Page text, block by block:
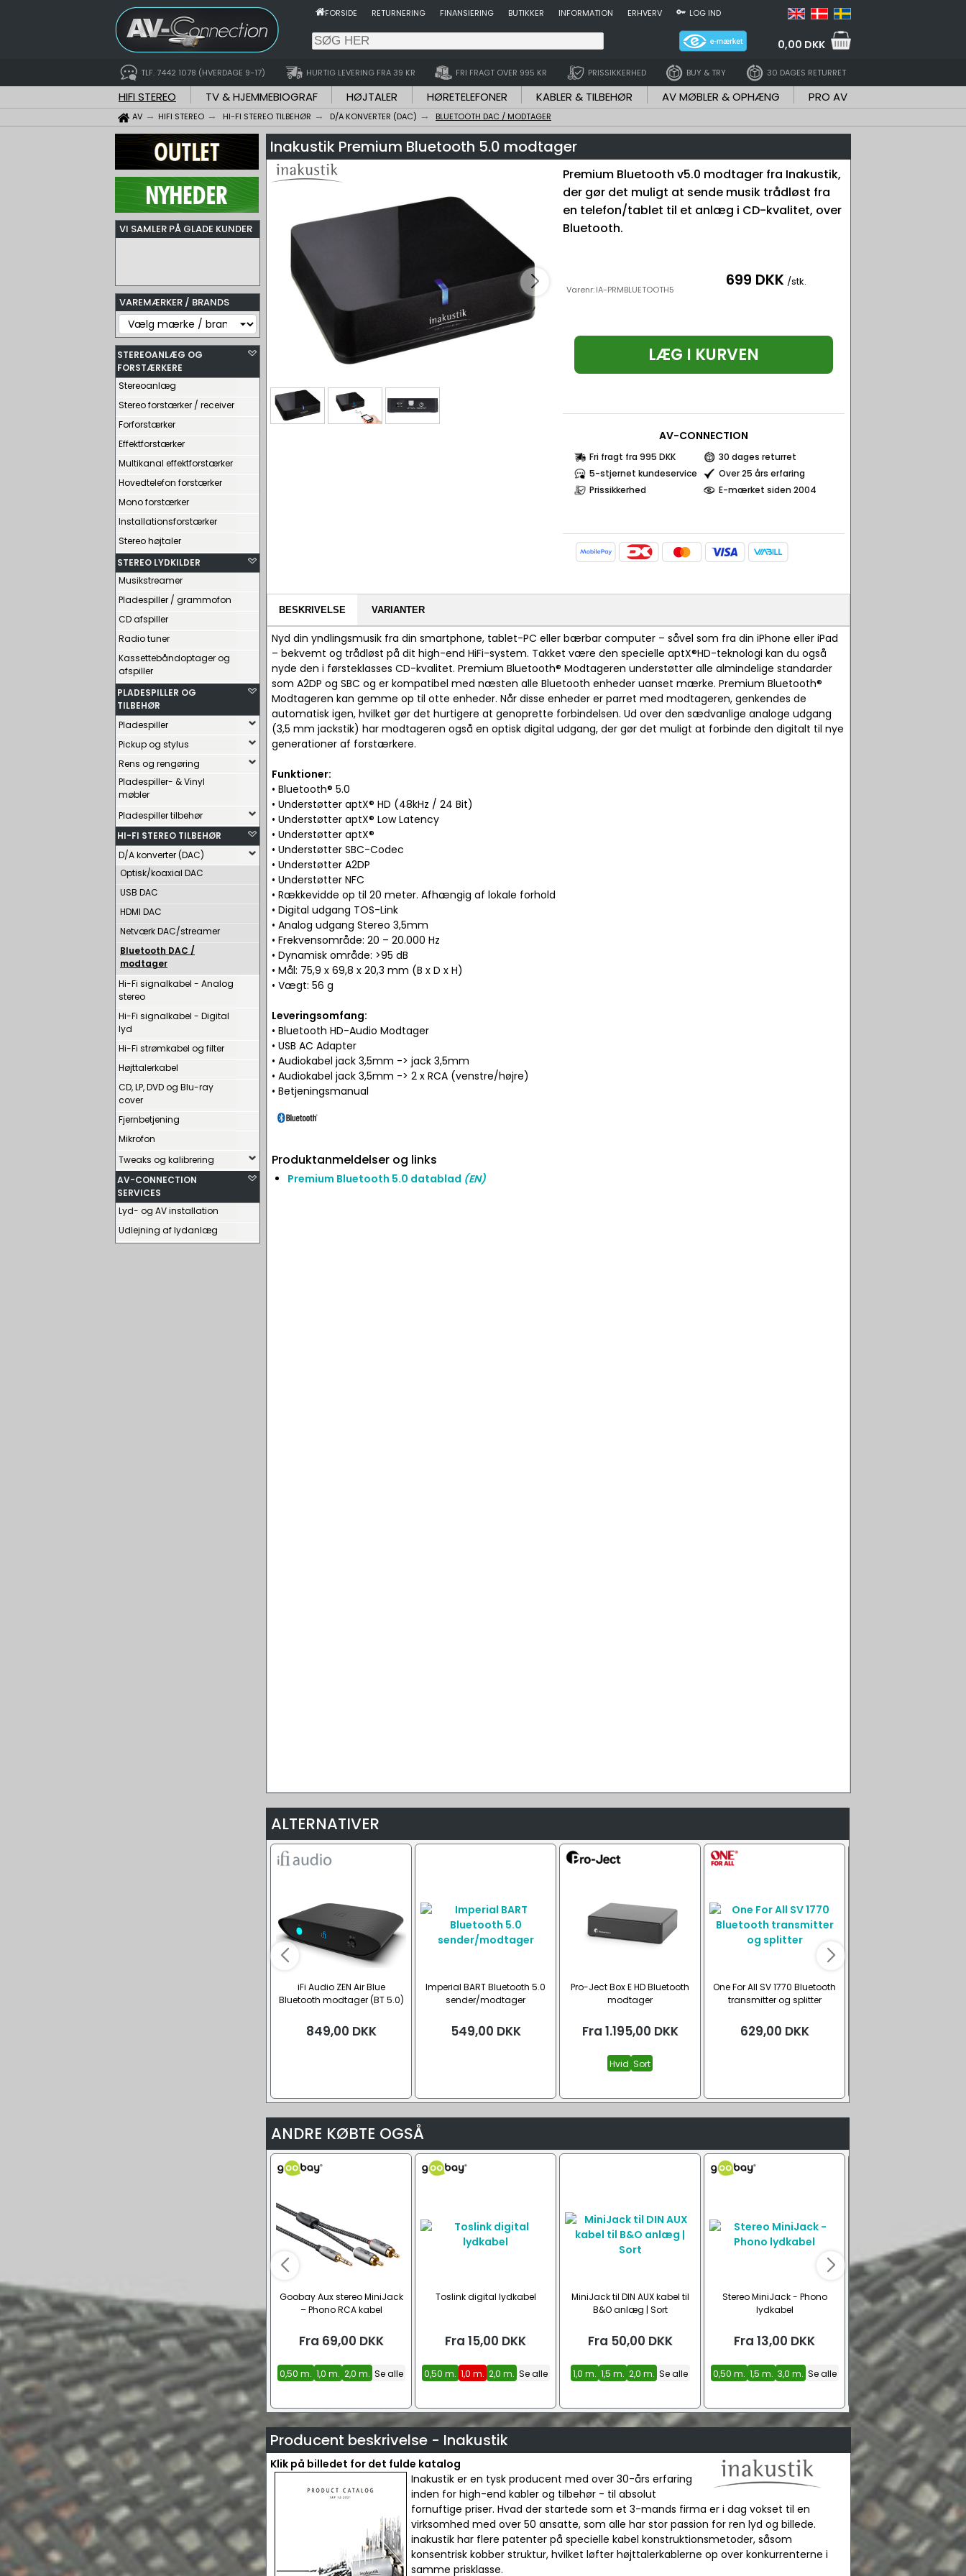
FORSIDE RETURNERING FINANSIERING BUTIKKER INFORMATION ERHVERV LOG IND
0,00 DKK
TLF. 7442 1078 (HVERDAGE 9-17) HURTIG LEVERING FRA 39 KR FRI FRAGT OVER 995 KR PRISSIKKERHED BUY & TRY 30 DAGES RETURRET
HIFI STEREO TV & HJEMMEBIOGRAF HØJTALER HØRETELEFONER KABLER & TILBEHØR AV MØBLER & OPHÆNG PRO AV
AV HIFI STEREO HI-FI STEREO TILBEHØR D/A KONVERTER (DAC) BLUETOOTH DAC / MODTAGER
VI SAMLER PÅ GLADE KUNDER
VAREMÆRKER / BRANDS
STEREOANLÆG OG
FORSTÆRKERE
Stereoanlæg
Stereo forstærker / receiver
Forforstærker
Effektforstærker
Multikanal effektforstærker
Hovedtelefon forstærker
Mono forstærker
Installationsforstærker
Stereo højtaler
STEREO LYDKILDER
Musikstreamer
Pladespiller / grammofon
CD afspiller
Radio tuner
Kassettebåndoptager og
afspiller
PLADESPILLER OG
TILBEHØR
Pladespiller
Pickup og stylus
Rens og rengøring
Pladespiller- & Vinyl
møbler
Pladespiller tilbehør
HI-FI STEREO TILBEHØR
D/A konverter (DAC)
Optisk/koaxial DAC
USB DAC
HDMI DAC
Netværk DAC/streamer
Bluetooth DAC /
modtager
Hi-Fi signalkabel - Analog
stereo
Hi-Fi signalkabel - Digital
lyd
Hi-Fi strømkabel og filter
Højttalerkabel
CD, LP, DVD og Blu-ray
cover
Fjernbetjening
Mikrofon
Tweaks og kalibrering
AV-CONNECTION
SERVICES
Lyd- og AV installation
Udlejning af lydanlæg
Inakustik Premium Bluetooth 5.0 modtager
Premium Bluetooth v5.0 modtager fra Inakustik,
der gør det muligt at sende musik trådløst fra
en telefon/tablet til et anlæg i CD-kvalitet, over
Bluetooth.
Varenr:IA-PRMBLUETOOTH5 699 DKK /stk.
LÆG I KURVEN
AV-CONNECTION
Fri fragt fra 995 DKK
30 dages returret
5-stjernet kundeservice
Over 25 års erfaring
Prissikkerhed
E-mærket siden 2004
BESKRIVELSE VARIANTER
Nyd din yndlingsmusik fra din smartphone, tablet-PC eller bærbar computer – såvel som fra din iPhone eller iPad
– bekvemt og trådløst på dit high-end HiFi-system. Takket være den specielle aptX®HD-teknologi kan du også
nyde den i førsteklasses CD-kvalitet. Premium Bluetooth® Modtageren understøtter alle almindelige standarder
som A2DP og SBC og er kompatibel med næsten alle Bluetooth enheder uanset mærke. Premium Bluetooth®
Modtageren kan gemme op til otte enheder. Når disse enheder er parret med modtageren, genkendes de
automatisk igen, hvilket gør det hurtigere at genoprette forbindelsen. Ud over den sædvanlige analoge udgang
(3,5 mm jackstik) har modtageren også en optisk digital udgang, der gør det muligt at forbinde den digitalt til nye
generationer af forstærkere.
Funktioner:
• Bluetooth® 5.0
• Understøtter aptX® HD (48kHz / 24 Bit)
• Understøtter aptX® Low Latency
• Understøtter aptX®
• Understøtter SBC-Codec
• Understøtter A2DP
• Understøtter NFC
• Rækkevidde op til 20 meter. Afhængig af lokale forhold
• Digital udgang TOS-Link
• Analog udgang Stereo 3,5mm
• Frekvensområde: 20 – 20.000 Hz
• Dynamisk område: >95 dB
• Mål: 75,9 x 69,8 x 20,3 mm (B x D x H)
• Vægt: 56 g
Leveringsomfang:
• Bluetooth HD-Audio Modtager
• USB AC Adapter
• Audiokabel jack 3,5mm -> jack 3,5mm
• Audiokabel jack 3,5mm -> 2 x RCA (venstre/højre)
• Betjeningsmanual
Produktanmeldelser og links
Premium Bluetooth 5.0 datablad (EN)
ALTERNATIVER
iFi Audio ZEN Air Blue
Bluetooth modtager (BT 5.0)
849,00 DKK
Imperial BART Bluetooth 5.0
sender/modtager
549,00 DKK
Pro-Ject Box E HD Bluetooth
modtager
Fra 1.195,00 DKK
Hvid Sort
One For All SV 1770 Bluetooth
transmitter og splitter
629,00 DKK
ANDRE KØBTE OGSÅ
Goobay Aux stereo MiniJack
– Phono RCA kabel
Fra 69,00 DKK
0,50 m. 1,0 m. 2,0 m. Se alle
Toslink digital lydkabel
Fra 15,00 DKK
0,50 m. 1,0 m. 2,0 m. Se alle
MiniJack til DIN AUX kabel til
B&O anlæg | Sort
Fra 50,00 DKK
1,0 m. 1,5 m. 2,0 m. Se alle
Stereo MiniJack - Phono
lydkabel
Fra 13,00 DKK
0,50 m. 1,5 m. 3,0 m. Se alle
Inakustik Premium
MiniJack - RCA
Fra 199,00DKK
1,5 m. 3,0 m. 5,0 m. Se
Producent beskrivelse - Inakustik
Klik på billedet for det fulde katalog
Inakustik er en tysk producent med over 30-års erfaring
inden for high-end kabler og tilbehør - til absolut
fornuftige priser. Hvad der startede som et 3-mands firma er i dag vokset til en
virksomhed med over 50 ansatte, som alle har stor passion for ren lyd og billede.
inakustik har flere patenter på specielle kabel konstruktionsmetoder, såsom
konsentrisk kobber struktur, hvilket løfter højttalerkablerne op over konkurrenterne i
samme prisklasse.